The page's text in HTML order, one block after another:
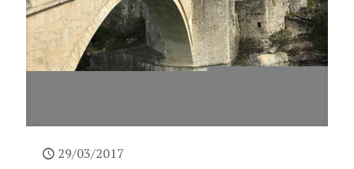
29/03/2017